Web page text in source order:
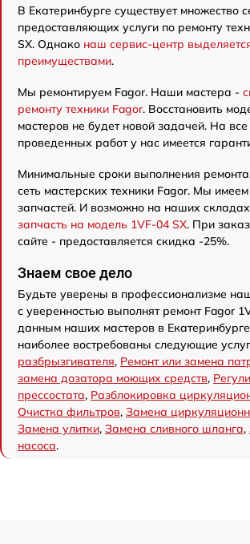
В Екатеринбурге существует множество
предоставляющих услуги по ремонту
SX. Однако наш сервис-центр
преимуществами.
Мы ремонтируем Fagor. Наши мастера -
ремонту техники Fagor. Восстановить
мастеров не будет новой задачей. На
проведенных работ у нас имеется
Минимальные сроки выполнения
сеть мастерских техники Fagor. Мы
запчастей. И возможно на наших складах
запчасть на модель 1VF-04 SX. При
сайте - предоставляется скидка -25%.
Знаем свое дело
Будьте уверены в профессионализме
с уверенностью выполнят ремонт Fagor
данным наших мастеров в
наиболее востребованы следующие
разбрызгивателя, Ремонт или замена
замена дозатора моющих средств,
прессостата, Разблокировка
Очистка фильтров, Замена
Замена улитки, Замена сливного шланга,
насоса.